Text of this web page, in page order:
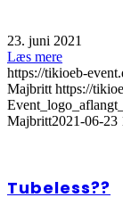
23. juni 2021
Læs mere
https://tikioeb-
Majbritt https://
Majbritt2021-06-23
Tubeless??